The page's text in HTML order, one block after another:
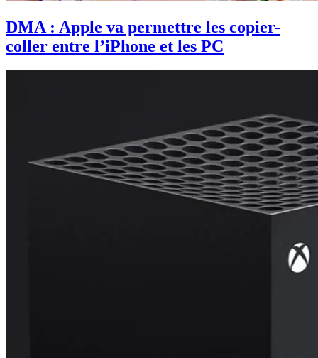
DMA : Apple va permettre les copier-
coller entre l’iPhone et les PC